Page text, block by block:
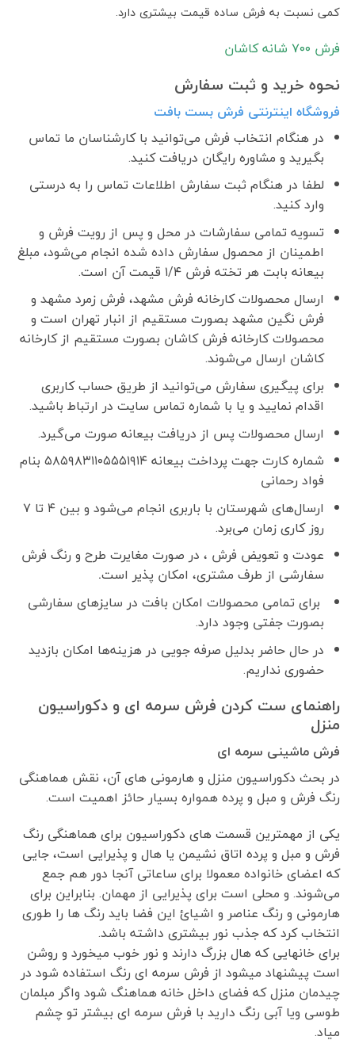
کمی نسبت به فرش ساده قیمت بیشتری دارد.
فرش ٧٠٠ شانه کاشان
نحوه خرید و ثبت سفارش
فروشگاه اینترنتی فرش بست بافت
در هنگام انتخاب فرش می‌توانید با کارشناسان ما تماس
بگیرید و مشاوره رایگان دریافت کنید.
لطفا در هنگام ثبت سفارش اطلاعات تماس را به درستی
وارد کنید.
تسویه تمامی سفارشات در محل و پس از رویت فرش و
اطمینان از محصول سفارش داده شده انجام می‌شود، مبلغ
بیعانه بابت هر تخته فرش ۱/۴ قیمت آن است.
ارسال محصولات کارخانه فرش مشهد، فرش زمرد مشهد و
فرش نگین مشهد بصورت مستقیم از انبار تهران است و
محصولات کارخانه فرش کاشان بصورت مستقیم از کارخانه
کاشان ارسال می‌شوند.
برای پیگیری سفارش می‌توانید از طریق حساب کاربری
اقدام نمایید و یا با شماره تماس سایت در ارتباط باشید.
ارسال محصولات پس از دریافت بیعانه صورت می‌گیرد.
شماره کارت جهت پرداخت بیعانه ۵۸۵۹۸۳۱۱۰۵۵۵۱۹۱۴ بنام
فواد رحمانی
ارسال‌های شهرستان با باربری انجام می‌شود و بین ۴ تا ۷
روز کاری زمان می‌برد.
عودت و تعویض فرش ، در صورت مغایرت طرح و رنگ فرش
سفارشی از طرف مشتری، امکان پذیر است.
برای تمامی محصولات امکان بافت در سایزهای سفارشی
بصورت جفتی وجود دارد.
در حال حاضر بدلیل صرفه جویی در هزینه‌ها امکان بازدید
حضوری نداریم.
راهنمای ست کردن فرش سرمه ای و دکوراسیون
منزل
فرش ماشینی سرمه ای
در بحث دکوراسیون منزل و هارمونی های آن، نقش هماهنگی
رنگ فرش و مبل و پرده همواره بسیار حائز اهمیت است.
یکی از مهمترین قسمت های دکوراسیون برای هماهنگی رنگ
فرش و مبل و پرده اتاق نشیمن یا هال و پذیرایی است، جایی
که اعضای خانواده معمولا برای ساعاتی آنجا دور هم جمع
می‌شوند. و محلی است برای پذیرایی از مهمان. بنابراین برای
هارمونی و رنگ عناصر و اشیائ این فضا باید رنگ ها را طوری
انتخاب کرد که جذب نور بیشتری داشته باشد.
برای خانهایی که هال بزرگ دارند و نور خوب میخورد و روشن
است پیشنهاد میشود از فرش سرمه ای رنگ استفاده شود در
چیدمان منزل که فضای داخل خانه هماهنگ شود واگر مبلمان
طوسی ویا آبی رنگ دارید با فرش سرمه ای بیشتر تو چشم
میاد.